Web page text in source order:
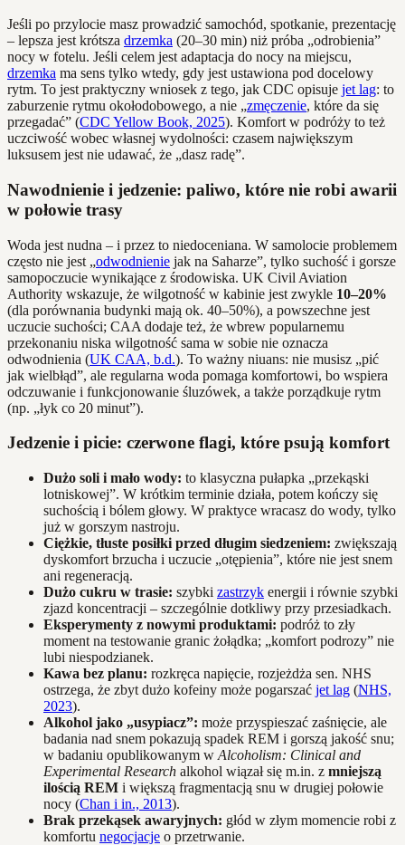
Jeśli po przylocie masz prowadzić samochód, spotkanie, prezentację
– lepsza jest krótsza drzemka (20–30 min) niż próba „odrobienia”
nocy w fotelu. Jeśli celem jest adaptacja do nocy na miejscu,
drzemka ma sens tylko wtedy, gdy jest ustawiona pod docelowy
rytm. To jest praktyczny wniosek z tego, jak CDC opisuje jet lag: to
zaburzenie rytmu okołodobowego, a nie „zmęczenie, które da się
przegadać” (CDC Yellow Book, 2025). Komfort w podróży to też
uczciwość wobec własnej wydolności: czasem największym
luksusem jest nie udawać, że „dasz radę”.
Nawodnienie i jedzenie: paliwo, które nie robi awarii
w połowie trasy
Woda jest nudna – i przez to niedoceniana. W samolocie problemem
często nie jest „odwodnienie jak na Saharze”, tylko suchość i gorsze
samopoczucie wynikające z środowiska. UK Civil Aviation
Authority wskazuje, że wilgotność w kabinie jest zwykle 10–20%
(dla porównania budynki mają ok. 40–50%), a powszechne jest
uczucie suchości; CAA dodaje też, że wbrew popularnemu
przekonaniu niska wilgotność sama w sobie nie oznacza
odwodnienia (UK CAA, b.d.). To ważny niuans: nie musisz „pić
jak wielbłąd”, ale regularna woda pomaga komfortowi, bo wspiera
odczuwanie i funkcjonowanie śluzówek, a także porządkuje rytm
(np. „łyk co 20 minut”).
Jedzenie i picie: czerwone flagi, które psują komfort
Dużo soli i mało wody: to klasyczna pułapka „przekąski
lotniskowej”. W krótkim terminie działa, potem kończy się
suchością i bólem głowy. W praktyce wracasz do wody, tylko
już w gorszym nastroju.
Ciężkie, tłuste posiłki przed długim siedzeniem: zwiększają
dyskomfort brzucha i uczucie „otępienia”, które nie jest snem
ani regeneracją.
Dużo cukru w trasie: szybki zastrzyk energii i równie szybki
zjazd koncentracji – szczególnie dotkliwy przy przesiadkach.
Eksperymenty z nowymi produktami: podróż to zły
moment na testowanie granic żołądka; „komfort podrozy” nie
lubi niespodzianek.
Kawa bez planu: rozkręca napięcie, rozjeżdża sen. NHS
ostrzega, że zbyt dużo kofeiny może pogarszać jet lag (NHS,
2023).
Alkohol jako „usypiacz”: może przyspieszać zaśnięcie, ale
badania nad snem pokazują spadek REM i gorszą jakość snu;
w badaniu opublikowanym w Alcoholism: Clinical and
Experimental Research alkohol wiązał się m.in. z mniejszą
ilością REM i większą fragmentacją snu w drugiej połowie
nocy (Chan i in., 2013).
Brak przekąsek awaryjnych: głód w złym momencie robi z
komfortu negocjacje o przetrwanie.